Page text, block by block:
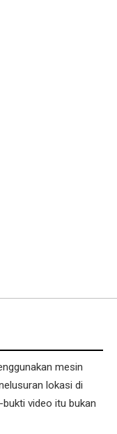
mesin
lokasi di
video itu bukan